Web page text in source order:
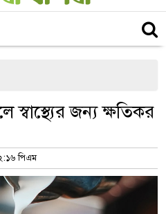
স্বাস্থ্যের জন্য ক্ষতিকর
পিএম